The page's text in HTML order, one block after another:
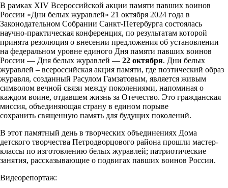
В рамках XIV Всероссийской акции памяти павших воинов
России «Дни белых журавлей» 21 октября 2024 года в
Законодательном Собрании Санкт-Петербурга состоялась
научно-практическая конференция, по результатам которой
принята резолюция о внесении предложения об установлении
на федеральном уровне единого Дня памяти павших воинов
России — Дня белых журавлей — 22 октября. Дни белых
журавлей – всероссийская акция памяти, где поэтический образ
журавля, созданный Расулом Гамзатовым, является живым
символом вечной связи между поколениями, напоминая о
каждом воине, отдавшем жизнь за Отечество. Это гражданская
миссия, объединяющая страну в едином порыве
сохранить священную память для будущих поколений.
В этот памятный день в творческих объединениях Дома
детского творчества Петродворцового района прошли мастер-
классы по изготовлению белых журавлей; патриотические
занятия, рассказывающие о подвигах павших воинов России.
Видеорепортаж: